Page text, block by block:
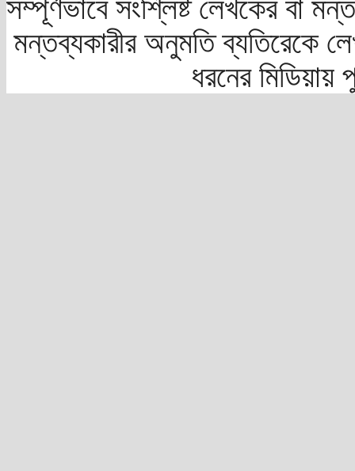
সম্পূর্ণভাবে সংশ্লিষ্ট লেখকের বা
মন্তব্যকারীর অনুমতি ব্যতিরেকে
ধরনের মিডিয়ায়